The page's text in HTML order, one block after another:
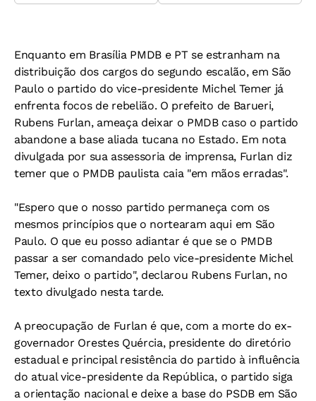
Enquanto em Brasília PMDB e PT se estranham na
distribuição dos cargos do segundo escalão, em São
Paulo o partido do vice-presidente Michel Temer já
enfrenta focos de rebelião. O prefeito de Barueri,
Rubens Furlan, ameaça deixar o PMDB caso o partido
abandone a base aliada tucana no Estado. Em nota
divulgada por sua assessoria de imprensa, Furlan diz
temer que o PMDB paulista caia "em mãos erradas".
"Espero que o nosso partido permaneça com os
mesmos princípios que o nortearam aqui em São
Paulo. O que eu posso adiantar é que se o PMDB
passar a ser comandado pelo vice-presidente Michel
Temer, deixo o partido", declarou Rubens Furlan, no
texto divulgado nesta tarde.
A preocupação de Furlan é que, com a morte do ex-
governador Orestes Quércia, presidente do diretório
estadual e principal resistência do partido à influência
do atual vice-presidente da República, o partido siga
a orientação nacional e deixe a base do PSDB em São